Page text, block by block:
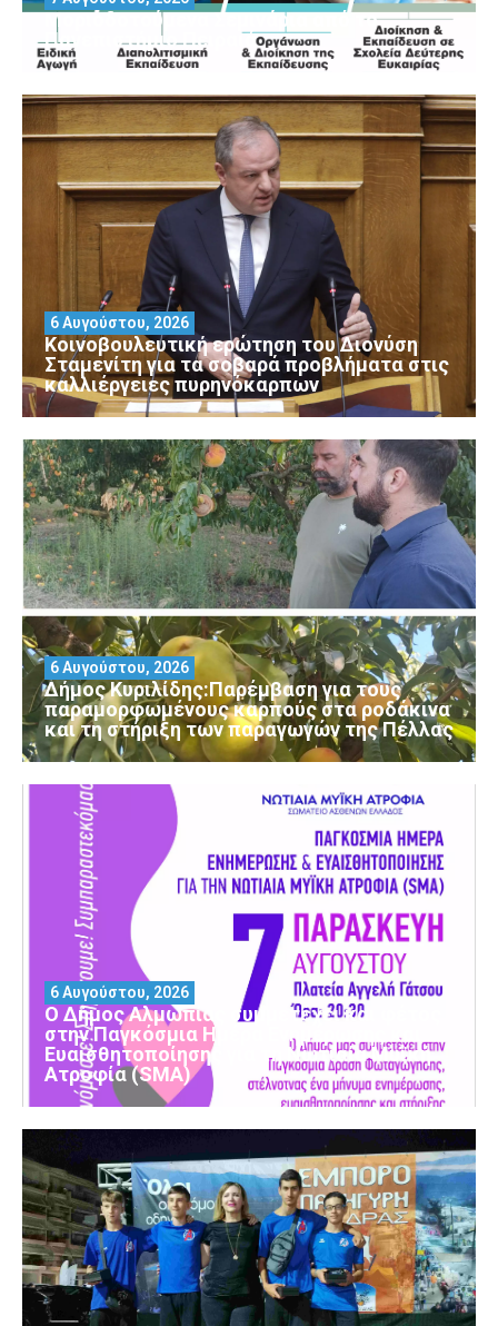
Μοριοδοτούμενα Σεμινάρια από το
Πανεπιστήμιο Πειραιά
Κοινοβουλευτική ερώτηση του Διονύση
Σταμενίτη για τα σοβαρά προβλήματα στις
καλλιέργειες πυρηνόκαρπων
6 Αυγούστου, 2026
Δήμος Κυριλίδης:Παρέμβαση για τους
παραμορφωμένους καρπούς στα ροδάκινα
και τη στήριξη των παραγωγών της Πέλλας
6 Αυγούστου, 2026
Ο Δήμος Αλμωπίας συμμετέχει και φέτος
στην Παγκόσμια Ημέρα Ενημέρωσης και
Ευαισθητοποίησης για τη Νωτιαία Μυϊκή
Ατροφία (SMA)
6 Αυγούστου, 2026